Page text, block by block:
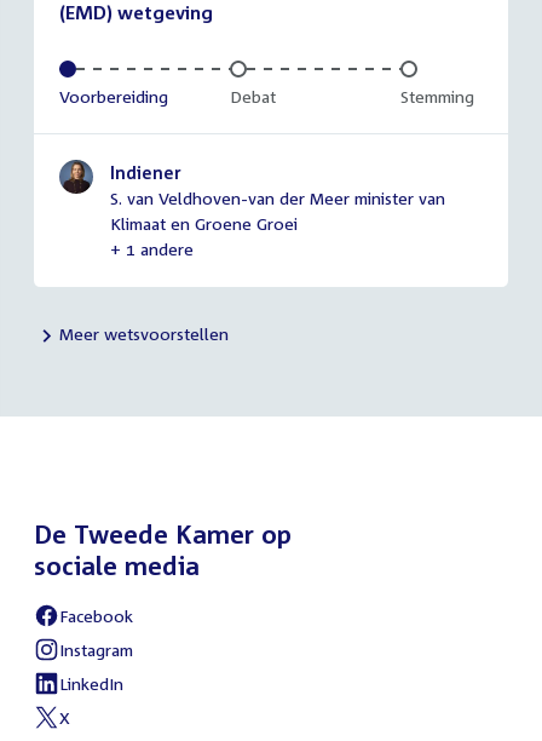
(EMD) wetgeving
Voltooid:
Voorbereiding Onvoltooid:
Debat Onvoltooid:
Stemming
Indiener
S. van Veldhoven-van der Meer minister van
Klimaat en Groene Groei
+ 1 andere
Meer wetsvoorstellen
De Tweede Kamer op
sociale media
External
link:
Facebook
External
link:
Instagram
External
link:
LinkedIn
External
X